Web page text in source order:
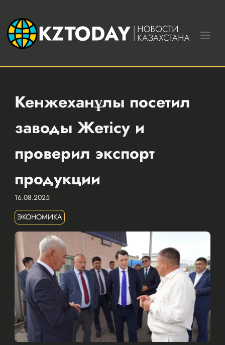
Кенжеханұлы посетил
заводы Жетісу и
проверил экспорт
продукции
16.08.2025
ЭКОНОМИКА